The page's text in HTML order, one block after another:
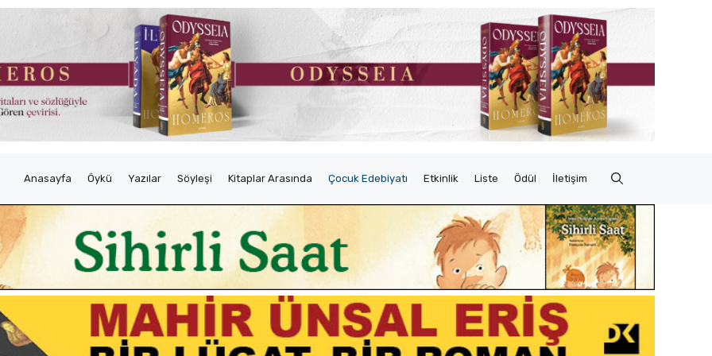
Anasayfa Öykü Yazılar Söyleşi Kitaplar Arasında Çocuk Edebiyatı Etkinlik Liste Ödül İletişim